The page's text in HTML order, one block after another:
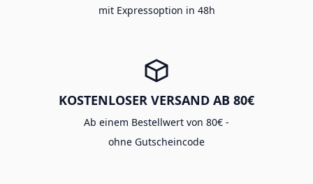
mit Expressoption in 48h
KOSTENLOSER VERSAND AB 80€
Ab einem Bestellwert von 80€ -
ohne Gutscheincode